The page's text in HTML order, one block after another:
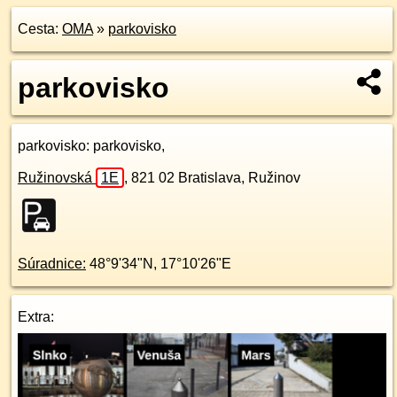
Cesta: OMA» parkovisko
parkovisko
parkovisko: parkovisko,
Ružinovská 1E , 821 02 Bratislava, Ružinov
Súradnice: 48°9'34"N , 17°10'26"E
Extra: